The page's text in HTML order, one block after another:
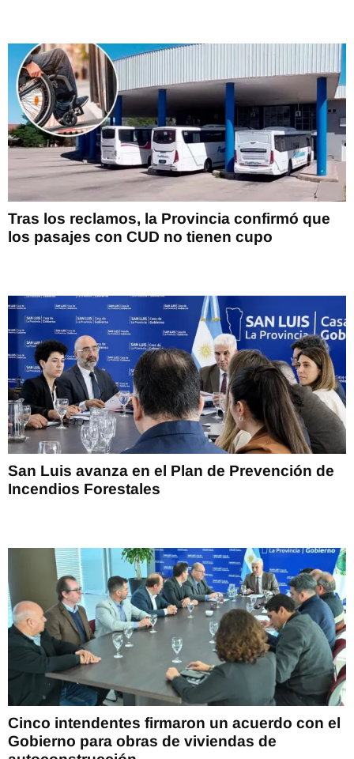
Tras los reclamos, la Provincia confirmó que
los pasajes con CUD no tienen cupo
San Luis avanza en el Plan de Prevención de
Incendios Forestales
Cinco intendentes firmaron un acuerdo con el
Gobierno para obras de viviendas de